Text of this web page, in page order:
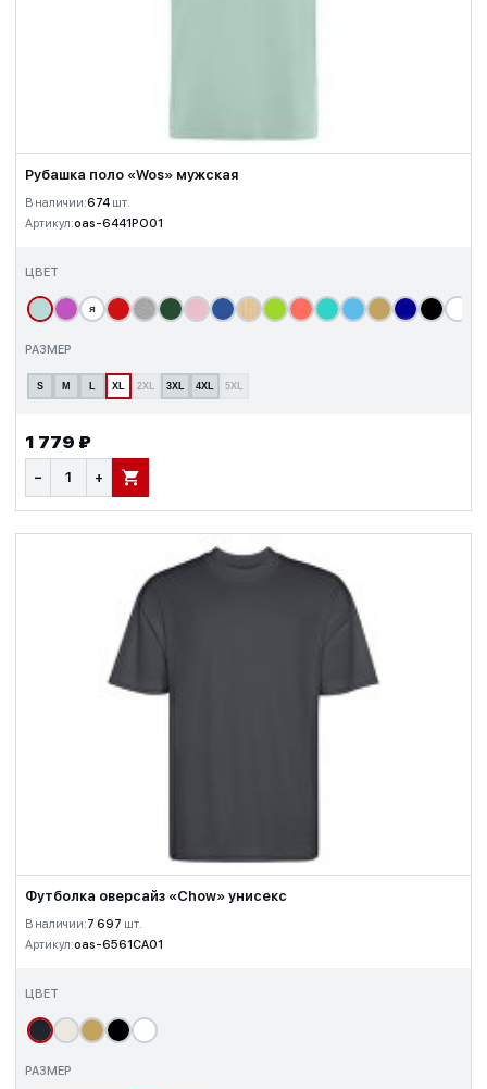
Рубашка поло «Wos» мужская
В наличии:674 шт.
Артикул:oas-6441PO01
ЦВЕТ
я
РАЗМЕР
S M XL 2XL 3XL 4XL 5XL
1 779 ₽
− + В КОРЗИНУ
Футболка оверсайз «Chow» унисекс
В наличии:7 697 шт.
Артикул:oas-6561CA01
ЦВЕТ
РАЗМЕР